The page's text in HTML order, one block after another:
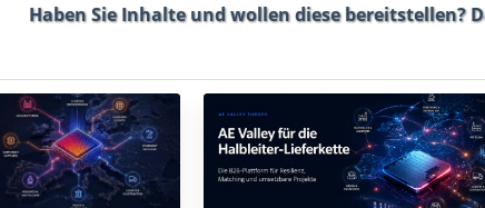
Haben Sie Inhalte und wollen diese bereitstellen?